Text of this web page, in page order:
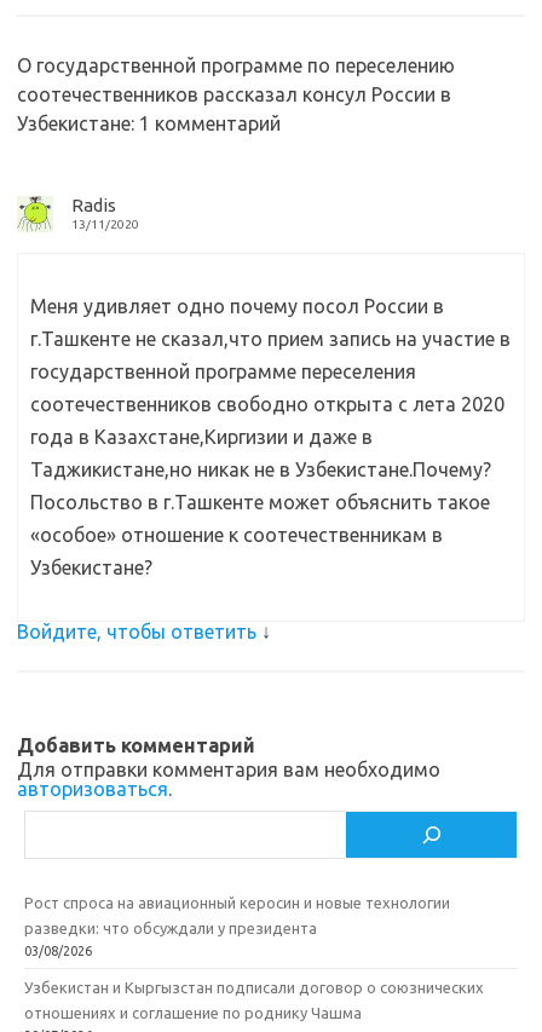
sn
ik
i
k
и
т
О государственной программе по переселению
соотечественников рассказал консул России в
Узбекистане: 1 комментарий
Radis
13/11/2020
Меня удивляет одно почему посол России в
г.Ташкенте не сказал,что прием запись на участие в
государственной программе переселения
соотечественников свободно открыта с лета 2020
года в Казахстане,Киргизии и даже в
Таджикистане,но никак не в Узбекистане.Почему?
Посольство в г.Ташкенте может объяснить такое
«особое» отношение к соотечественникам в
Узбекистане?
Войдите, чтобы ответить ↓
Добавить комментарий
Для отправки комментария вам необходимо
авторизоваться.
Рост спроса на авиационный керосин и новые технологии
разведки: что обсуждали у президента
03/08/2026
Узбекистан и Кыргызстан подписали договор о союзнических
отношениях и соглашение по роднику Чашма